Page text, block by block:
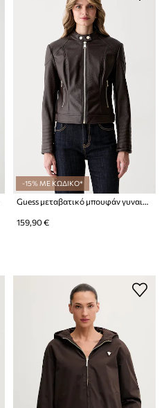
-15% ΜΕ ΚΩΔΙΚΟ*
Guess μεταβατικό μπουφάν γυναικείο MARLENE
159,90 €